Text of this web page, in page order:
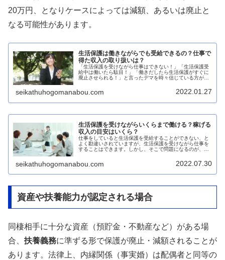
20万円、となりケースによっては減額、あるいは廃止と
なる可能性があります。
生活保護は働きながらでも受給できるの？仕事で
得た収入の取り扱いは？
「生活保護を受けながら仕事はできない！」「生活保護受
給中は働いたら駄目！」「働きだしたら生活保護がすぐに
廃止させられる！」と言ったデマを時々信じている方がい
seikathuhogomanabou.com 2022.01.27
生活保護を受けながらいくらまで働ける？稼げる
収入の目安はいくら？
仕事をしていると生活保護を受給することができない、と
よく勘違いされていますが、生活保護を受けながら仕事を
することはできます。しかし、そこで問題になるのが、い
seikathuhogomanabou.com 2022.07.30
資産や扶養能力が認定される場合
同棲相手に十分な資産（預貯金・不動産など）がある場
合、 扶養義務に準ずる形で保護が廃止・減額されることが
あります。法律上、内縁関係（事実婚）は配偶者と同等の